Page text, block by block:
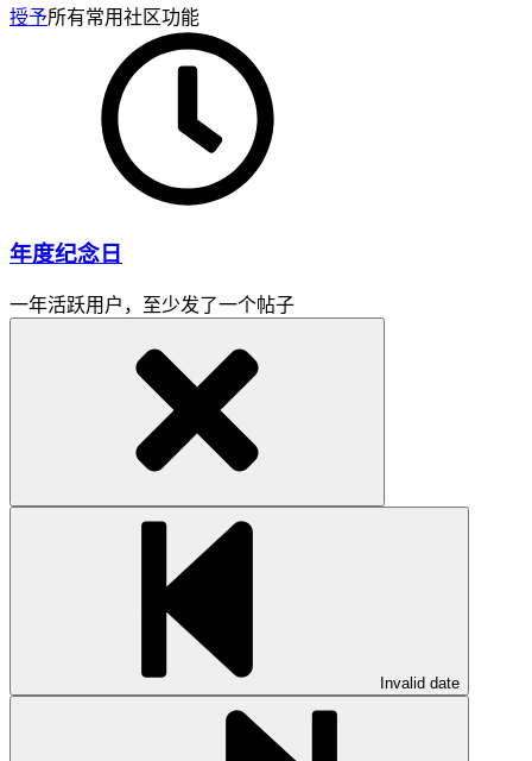
授予所有常用社区功能
年度纪念日
一年活跃用户，至少发了一个帖子
Invalid date